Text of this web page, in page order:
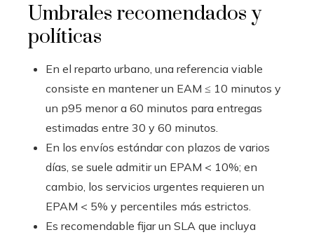
Umbrales recomendados y
políticas
En el reparto urbano, una referencia viable
consiste en mantener un EAM ≤ 10 minutos y
un p95 menor a 60 minutos para entregas
estimadas entre 30 y 60 minutos.
En los envíos estándar con plazos de varios
días, se suele admitir un EPAM < 10%; en
cambio, los servicios urgentes requieren un
EPAM < 5% y percentiles más estrictos.
Es recomendable fijar un SLA que incluya